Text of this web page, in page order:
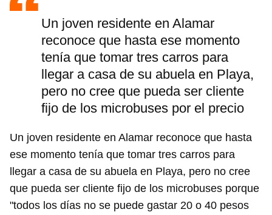
Un joven residente en Alamar
reconoce que hasta ese momento
tenía que tomar tres carros para
llegar a casa de su abuela en Playa,
pero no cree que pueda ser cliente
fijo de los microbuses por el precio
Un joven residente en Alamar reconoce que hasta
ese momento tenía que tomar tres carros para
llegar a casa de su abuela en Playa, pero no cree
que pueda ser cliente fijo de los microbuses porque
"todos los días no se puede gastar 20 o 40 pesos